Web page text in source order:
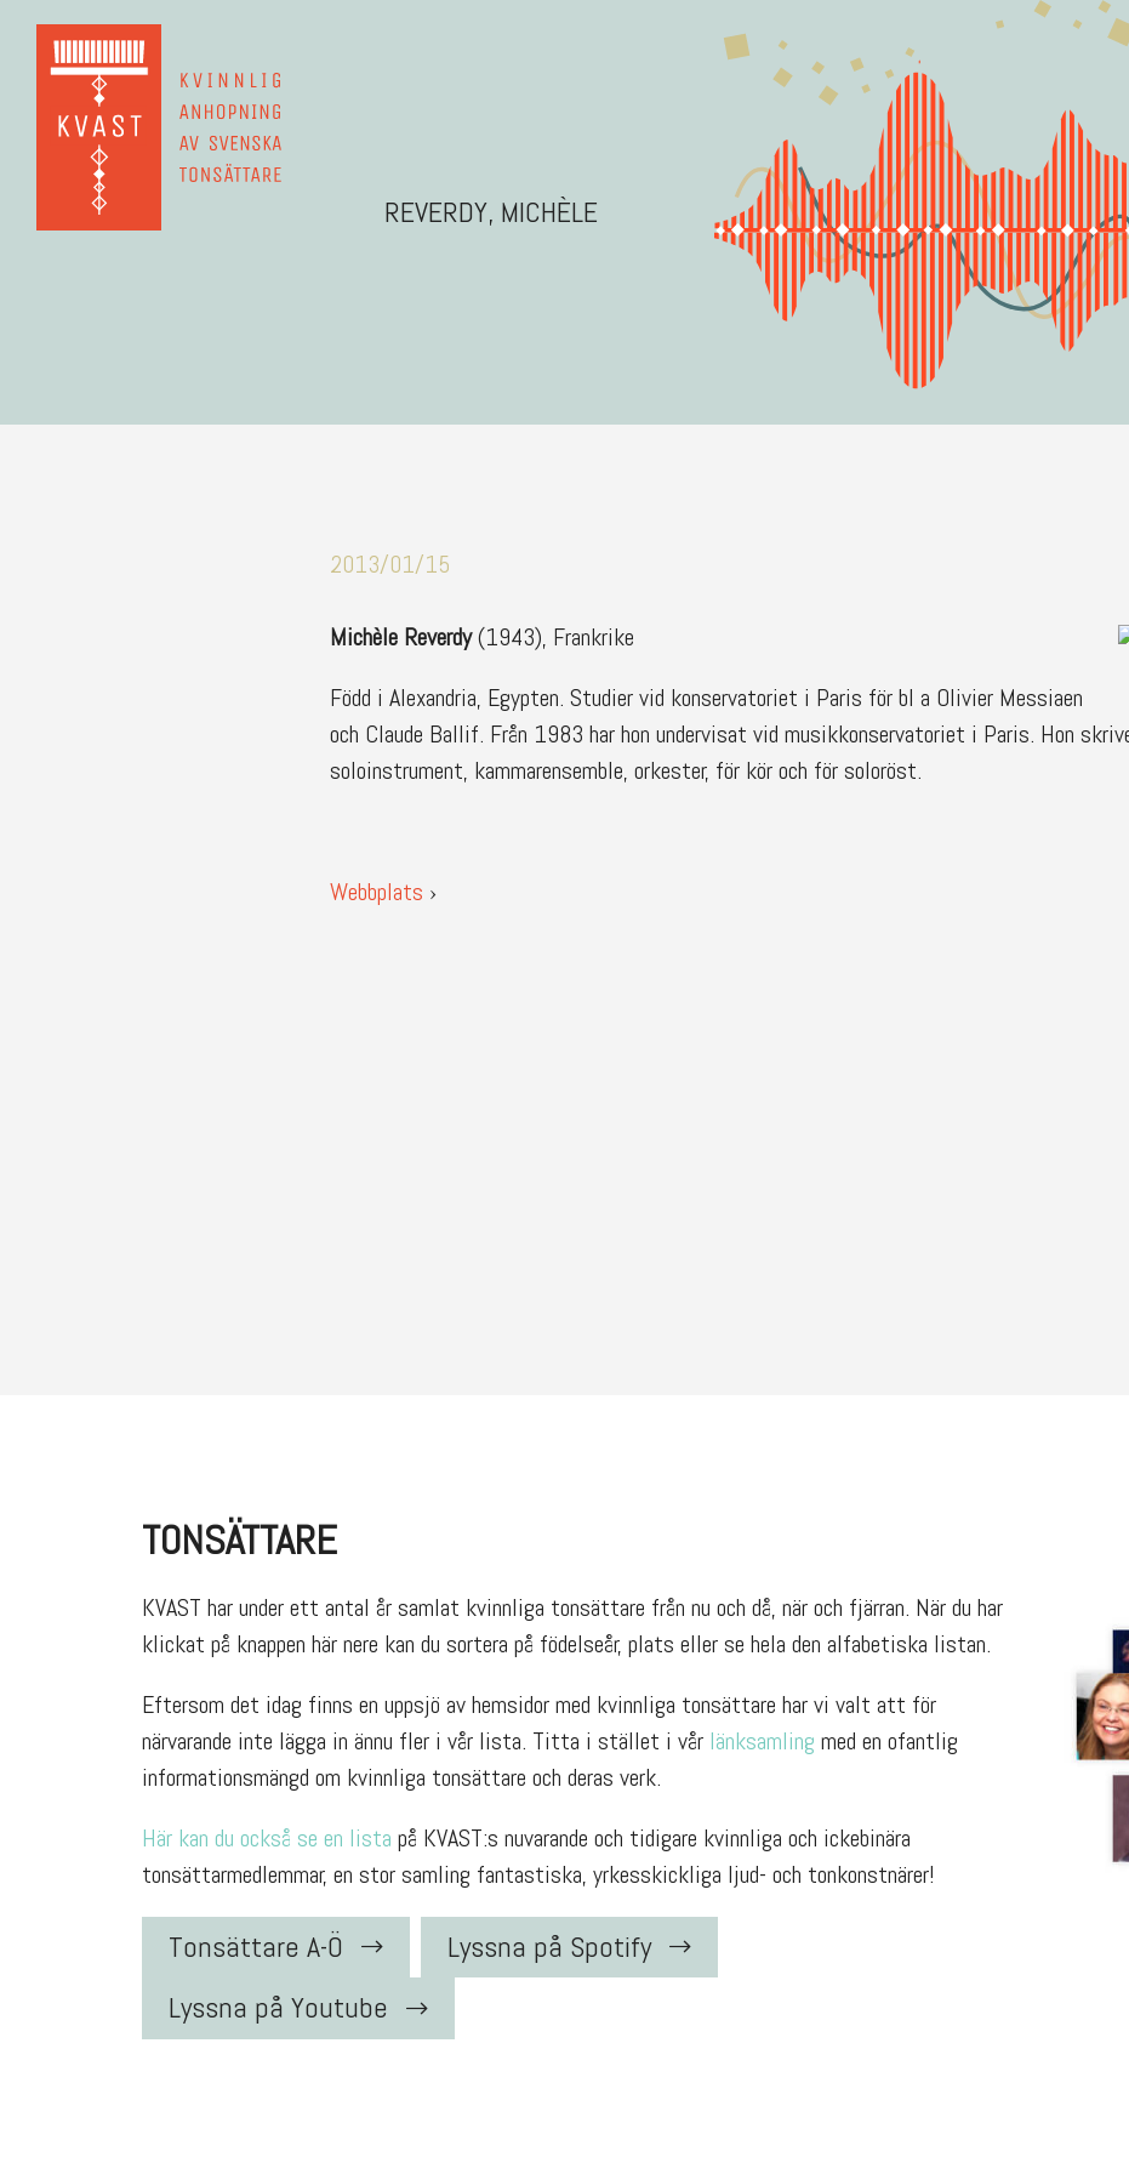
REVERDY, MICHÈLE
2013/01/15
Michèle Reverdy(1943), Frankrike
Född i Alexandria, Egypten. Studier vid konservatoriet i Paris för bl a Olivier Messiaen
och Claude Ballif. Från 1983 har hon undervisat vid musikkonservatoriet i Paris. Hon
soloinstrument, kammarensemble, orkester, för kör och för soloröst.
Webbplats ›
TONSÄTTARE
KVAST har under ett antal år samlat kvinnliga tonsättare från nu och då, när och fjärran. När du har
klickat på knappen här nere kan du sortera på födelseår, plats eller se hela den alfabetiska listan.
Eftersom det idag finns en uppsjö av hemsidor med kvinnliga tonsättare har vi valt att för
närvarande inte lägga in ännu fler i vår lista. Titta i stället i vår länksamling med en ofantlig
informationsmängd om kvinnliga tonsättare och deras verk.
Här kan du också se en lista på KVAST:s nuvarande och tidigare kvinnliga och ickebinära
tonsättarmedlemmar, en stor samling fantastiska, yrkesskickliga ljud- och tonkonstnärer!
Tonsättare A-Ö
Lyssna på Spotify
Lyssna på Youtube